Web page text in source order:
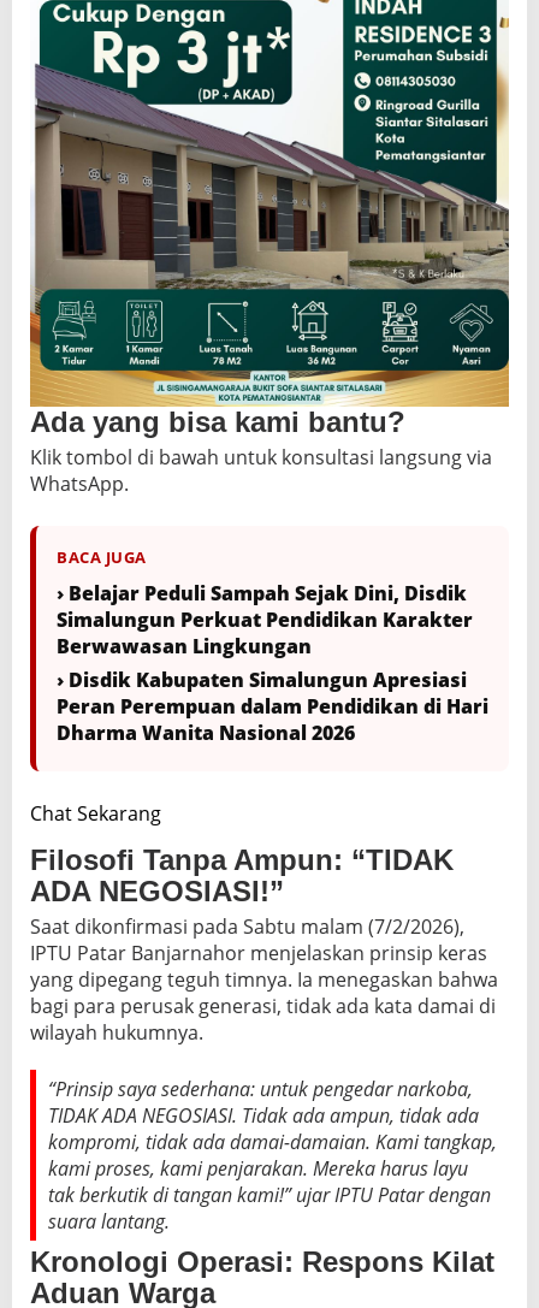
Ada yang bisa kami bantu?
Klik tombol di bawah untuk konsultasi langsung via
WhatsApp.
BACA JUGA
› Belajar Peduli Sampah Sejak Dini, Disdik
Simalungun Perkuat Pendidikan Karakter
Berwawasan Lingkungan
› Disdik Kabupaten Simalungun Apresiasi
Peran Perempuan dalam Pendidikan di Hari
Dharma Wanita Nasional 2026
Chat Sekarang
Filosofi Tanpa Ampun: “TIDAK
ADA NEGOSIASI!”
Saat dikonfirmasi pada Sabtu malam (7/2/2026),
IPTU Patar Banjarnahor menjelaskan prinsip keras
yang dipegang teguh timnya. Ia menegaskan bahwa
bagi para perusak generasi, tidak ada kata damai di
wilayah hukumnya.
“Prinsip saya sederhana: untuk pengedar narkoba,
TIDAK ADA NEGOSIASI. Tidak ada ampun, tidak ada
kompromi, tidak ada damai-damaian. Kami tangkap,
kami proses, kami penjarakan. Mereka harus layu
tak berkutik di tangan kami!”ujar IPTU Patar dengan
suara lantang.
Kronologi Operasi: Respons Kilat
Aduan Warga